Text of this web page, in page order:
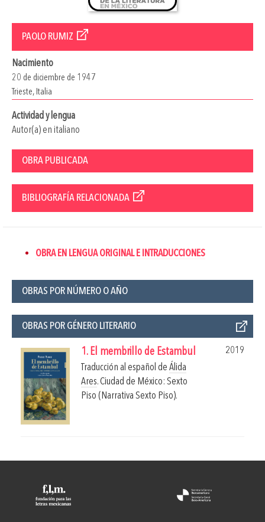
PAOLO RUMIZ
Nacimiento
20 de diciembre de 1947
Trieste, Italia
Actividad y lengua
Autor(a) en italiano
OBRA PUBLICADA
BIBLIOGRAFÍA RELACIONADA
OBRA EN LENGUA ORIGINAL E INTRADUCCIONES
OBRAS POR NÚMERO O AÑO
OBRAS POR GÉNERO LITERARIO
1. El membrillo de Estambul
2019
Traducción al español de Álida
Ares.Ciudad de México: Sexto
Piso (Narrativa Sexto Piso).